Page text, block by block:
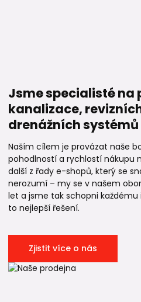
Jsme specialisté na
kanalizace,
drenážních systémů
Naším cílem je provázat naše
pohodlností a rychlostí nákupu
další z řady e-shopů, který se
nerozumí – my se v našem
let a jsme tak schopni
to nejlepší řešení.
Zjistit více o nás